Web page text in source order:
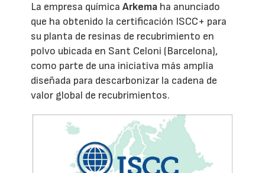
La empresa químicaArkema ha anunciado
que ha obtenido la certificación ISCC+ para
su planta de resinas de recubrimiento en
polvo ubicada en Sant Celoni (Barcelona),
como parte de una iniciativa más amplia
diseñada para descarbonizar la cadena de
valor global de recubrimientos.